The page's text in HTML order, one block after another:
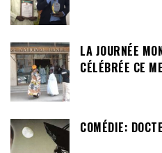
LA JOURNÉE
CÉLÉBRÉE CE
COMÉDIE: